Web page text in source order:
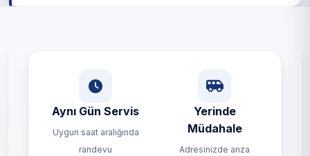
Aynı Gün Servis
Uygun saat aralığında
randevu
Yerinde
Müdahale
Adresinizde arıza